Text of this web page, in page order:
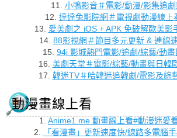
11. 小鴨影音＃電影/動漫/影集追
12. 達達兔影院網＃電視劇動漫線上
13. 愛美劇之 iOS + APK 免破解歐美影
14. 88影視網＃節目多元更新 & 連線
15. 94i 影城熱門電影/追劇/綜藝/動
16. 美劇天堂＃電影/綜藝/動畫與日韓
17. 韓迷TV＃哈韓迷追韓劇/電影及綜
動漫畫線上看
1. Anime1.me 動畫線上看#動漫迷愛
2.
「看漫畫」更新速度快/線路多電腦